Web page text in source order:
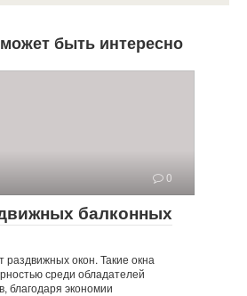
быть интересно
0
балконных
окон. Такие окна
среди обладателей
благодаря экономии